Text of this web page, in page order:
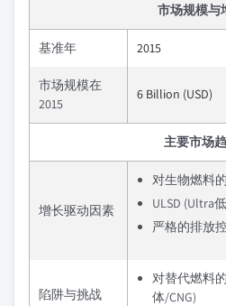
市场规模与
基准年 2015
市场规模在
2015
6 Billion (USD)
主要市场
增长驱动因素
对生物燃料
ULSD (Ultra
严格的排放
陷阱与挑战
对替代燃料
体/CNG)